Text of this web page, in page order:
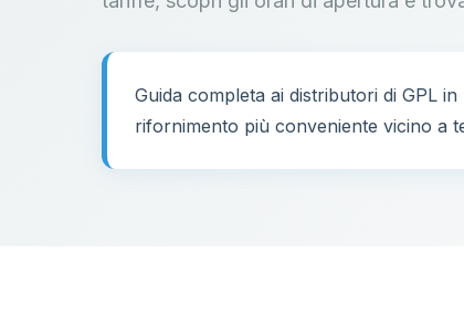
Guida completa ai distributori di GPL in
rifornimento più conveniente vicino a